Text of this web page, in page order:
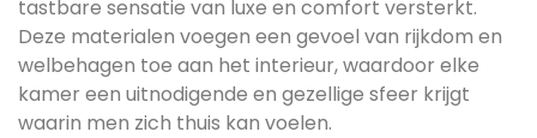
tastbare sensatie van luxe en comfort versterkt.
Deze materialen voegen een gevoel van rijkdom en
welbehagen toe aan het interieur, waardoor elke
kamer een uitnodigende en gezellige sfeer krijgt
waarin men zich thuis kan voelen.